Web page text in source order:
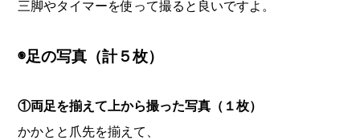
三脚やタイマーを使って撮ると良いですよ。
◉足の写真（計５枚）
①両足を揃えて上から撮った写真（１枚）
かかとと爪先を揃えて、